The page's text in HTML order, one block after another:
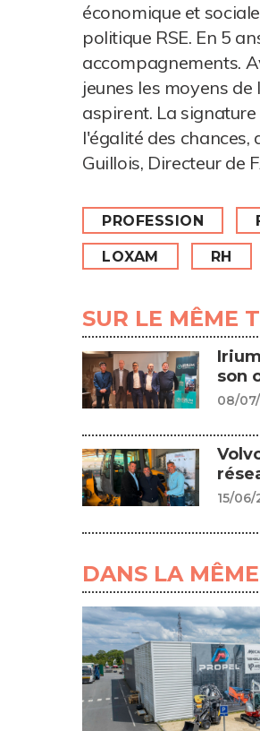
économique et
politique RSE. En 5
accompagnements.
jeunes les moyens de
aspirent. La
l'égalité des chances,
Guillois, Directeur de
PROFESSION
LOXAM RH
SUR LE MÊME
son
08/
15/
DANS LA